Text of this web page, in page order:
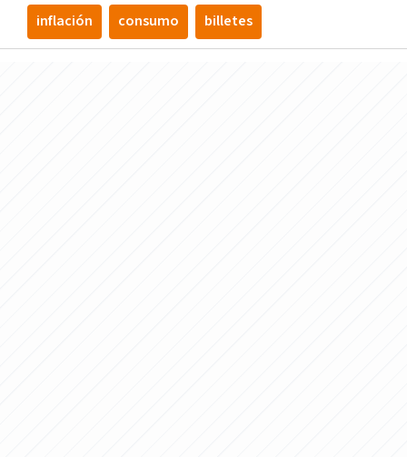
inflación consumo billetes